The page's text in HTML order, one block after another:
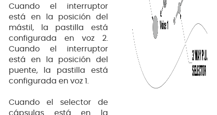
Cuando el interruptor
está en la posición del
mástil, la pastilla está
configurada en voz 2.
Cuando el interruptor
está en la posición del
puente, la pastilla está
configurada en voz 1.
Cuando el selector de
cápsulas está en la